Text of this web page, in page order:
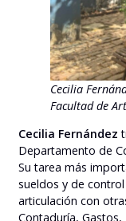
Cecilia
Facultad de
Cecilia Fernández
Departamento de
Su tarea más
sueldos y de
articulación con
Contaduría, Gastos,